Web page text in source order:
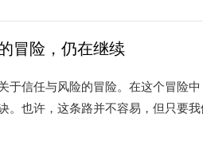
冒险，仍在继续
于信任与风险的冒险。在这个冒险
。也许，这条路并不容易，但只要